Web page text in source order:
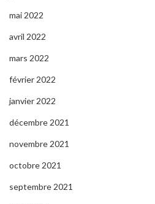
mai 2022
avril 2022
mars 2022
février 2022
janvier 2022
décembre 2021
novembre 2021
octobre 2021
septembre 2021